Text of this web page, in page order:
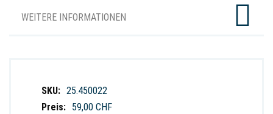
WEITERE INFORMATIONEN
Weitere
Informationen
25.450022
59,00 CHF